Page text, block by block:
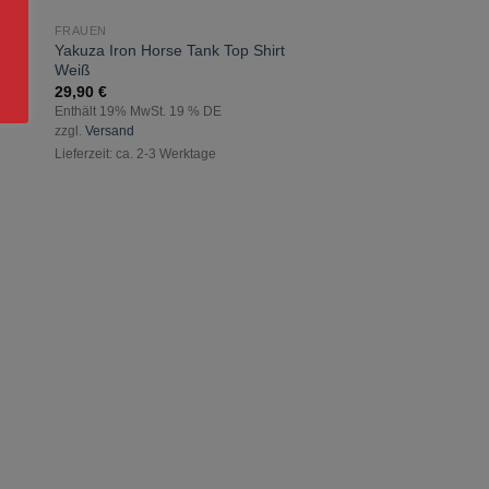
zur
Wunschliste
FRAUEN
Yakuza Iron Horse Tank Top Shirt
Weiß
29,90 €
Enthält 19% MwSt. 19 % DE
zzgl. Versand
Lieferzeit: ca. 2-3 Werktage